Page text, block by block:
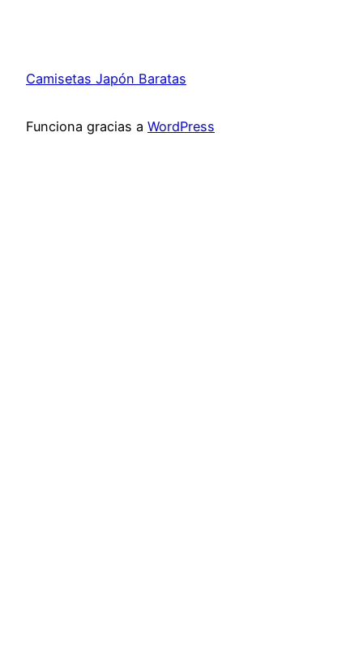
Camisetas Japón Baratas
Funciona gracias a WordPress